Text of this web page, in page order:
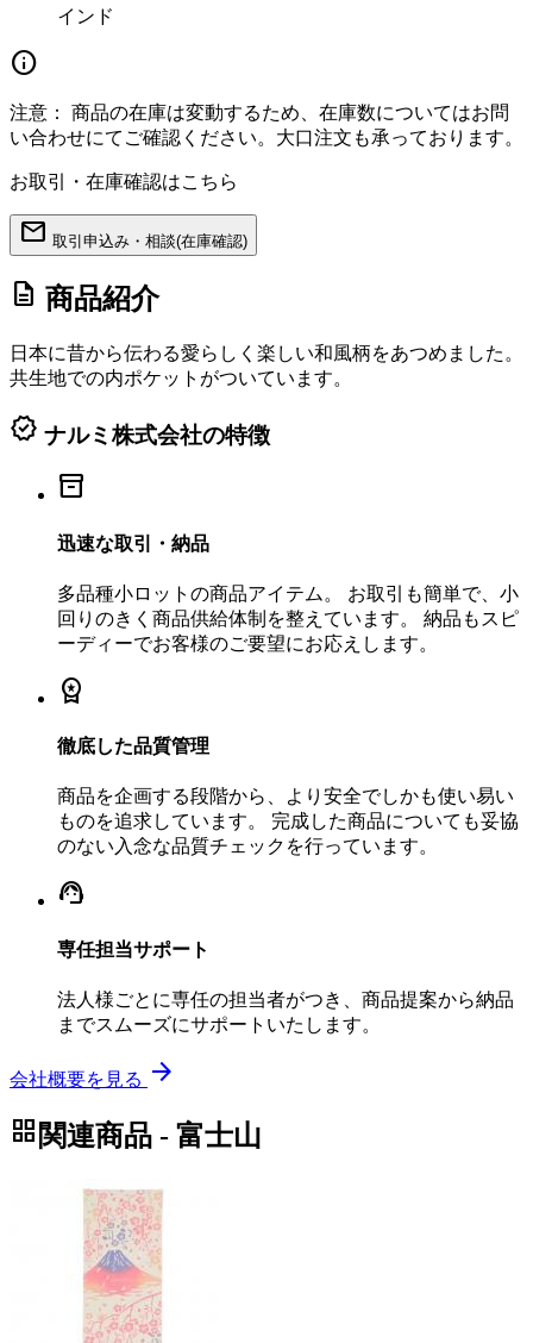
インド
info
注意：
商品の在庫は変動するため、在庫数についてはお問
い合わせにてご確認ください。大口注文も承っております。
お取引・在庫確認はこちら
mail 取引申込み・相談(在庫確認)
description 商品紹介
日本に昔から伝わる愛らしく楽しい和風柄をあつめました。
共生地での内ポケットがついています。
verified ナルミ株式会社の特徴
inventory_2
迅速な取引・納品
多品種小ロットの商品アイテム。 お取引も簡単で、小
回りのきく商品供給体制を整えています。 納品もスピ
ーディーでお客様のご要望にお応えします。
workspace_premium
徹底した品質管理
商品を企画する段階から、より安全でしかも使い易い
ものを追求しています。 完成した商品についても妥協
のない入念な品質チェックを行っています。
support_agent
専任担当サポート
法人様ごとに専任の担当者がつき、商品提案から納品
までスムーズにサポートいたします。
会社概要を見る arrow_forward
grid_view 関連商品 - 富士山